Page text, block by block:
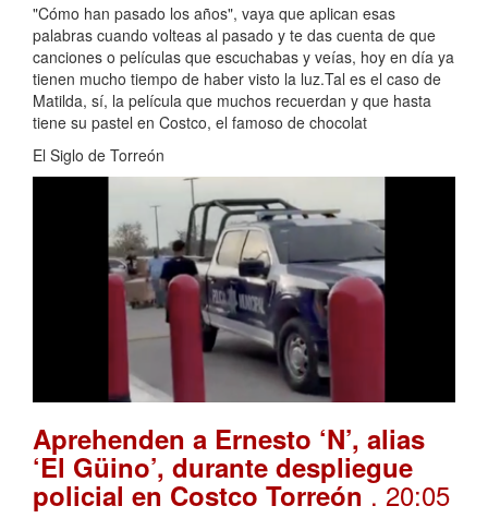
"Cómo han pasado los años", vaya que aplican esas
palabras cuando volteas al pasado y te das cuenta de que
canciones o películas que escuchabas y veías, hoy en día ya
tienen mucho tiempo de haber visto la luz.Tal es el caso de
Matilda, sí, la película que muchos recuerdan y que hasta
tiene su pastel en Costco, el famoso de chocolat
El Siglo de Torreón
Aprehenden a Ernesto ‘N’, alias
‘El Güino’, durante despliegue
policial en Costco Torreón. 20:05